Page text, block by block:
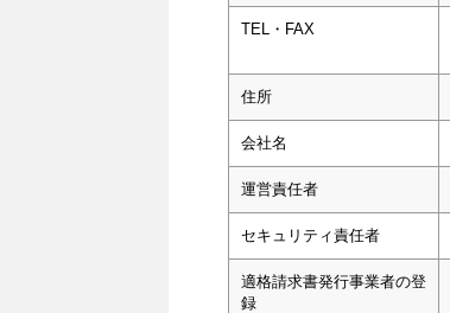
TEL・FAX
住所
会社名
運営責任者
セキュリティ責任者
適格請求書発行事業者の登
録